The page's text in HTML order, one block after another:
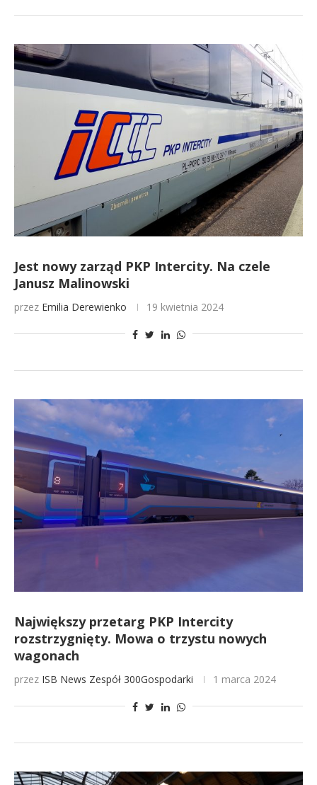
Jest nowy zarząd PKP Intercity. Na czele
Janusz Malinowski
przez Emilia Derewienko 19 kwietnia 2024
Największy przetarg PKP Intercity
rozstrzygnięty. Mowa o trzystu nowych
wagonach
przez ISB News Zespół 300Gospodarki 1 marca 2024